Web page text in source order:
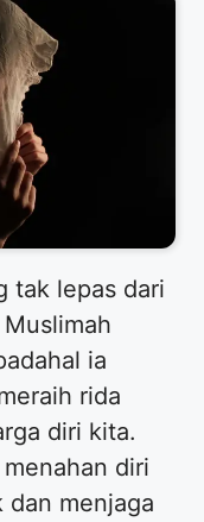
tak lepas dari
ia
rida
diri kita.
diri
menjaga